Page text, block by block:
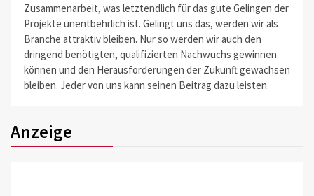
Zusammenarbeit, was letztendlich für das gute Gelingen der
Projekte unentbehrlich ist. Gelingt uns das, werden wir als
Branche attraktiv bleiben. Nur so werden wir auch den
dringend benötigten, qualifizierten Nachwuchs gewinnen
können und den Herausforderungen der Zukunft gewachsen
bleiben. Jeder von uns kann seinen Beitrag dazu leisten.
Anzeige